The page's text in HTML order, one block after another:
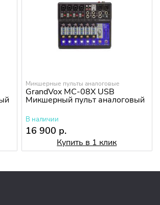
Микшерные пульты аналоговые
GrandVox MC-08X USB
Микшерный пульт аналоговый
В наличии
16 900 р.
Купить в 1 клик